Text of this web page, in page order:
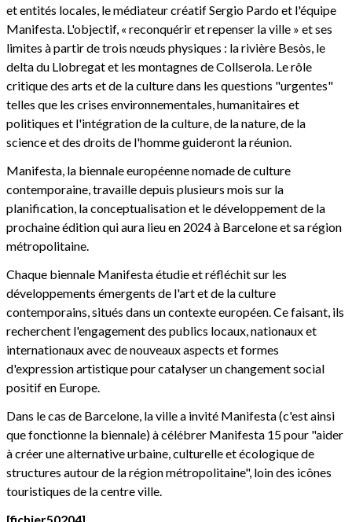
et entités locales, le médiateur créatif Sergio Pardo et l'équipe
Manifesta. L'objectif, « reconquérir et repenser la ville » et ses
limites à partir de trois nœuds physiques : la rivière Besòs, le
delta du Llobregat et les montagnes de Collserola. Le rôle
critique des arts et de la culture dans les questions "urgentes"
telles que les crises environnementales, humanitaires et
politiques et l'intégration de la culture, de la nature, de la
science et des droits de l'homme guideront la réunion.
Manifesta, la biennale européenne nomade de culture
contemporaine, travaille depuis plusieurs mois sur la
planification, la conceptualisation et le développement de la
prochaine édition qui aura lieu en 2024 à Barcelone et sa région
métropolitaine.
Chaque biennale Manifesta étudie et réfléchit sur les
développements émergents de l'art et de la culture
contemporains, situés dans un contexte européen. Ce faisant, ils
recherchent l'engagement des publics locaux, nationaux et
internationaux avec de nouveaux aspects et formes
d'expression artistique pour catalyser un changement social
positif en Europe.
Dans le cas de Barcelone, la ville a invité Manifesta (c'est ainsi
que fonctionne la biennale) à célébrer Manifesta 15 pour "aider
à créer une alternative urbaine, culturelle et écologique de
structures autour de la région métropolitaine", loin des icônes
touristiques de la centre ville.